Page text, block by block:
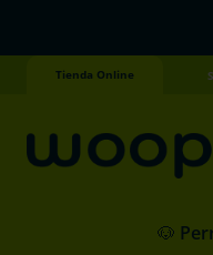
Tienda Online
🐶